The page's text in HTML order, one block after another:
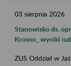
03 sierpnia 2026
Stanowisko ds.
Krosno_ wyniki
ZUS Oddział w